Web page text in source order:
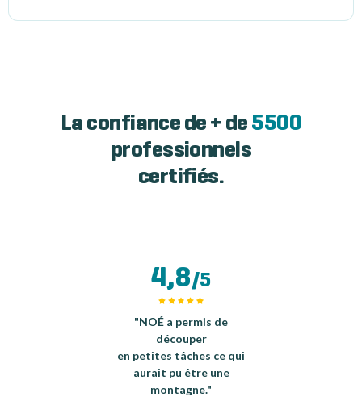
La confiance de + de 5500
professionnels
certifiés.
4,8/5
"NOÉ a permis de
découper
en petites tâches ce qui
aurait pu être une
montagne."